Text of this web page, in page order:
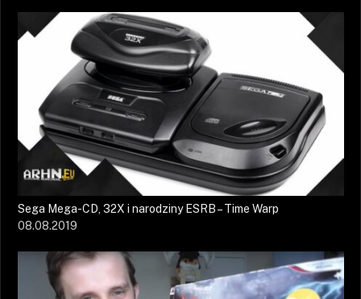
Sega Mega-CD, 32X i narodziny ESRB – Time Warp
08.08.2019